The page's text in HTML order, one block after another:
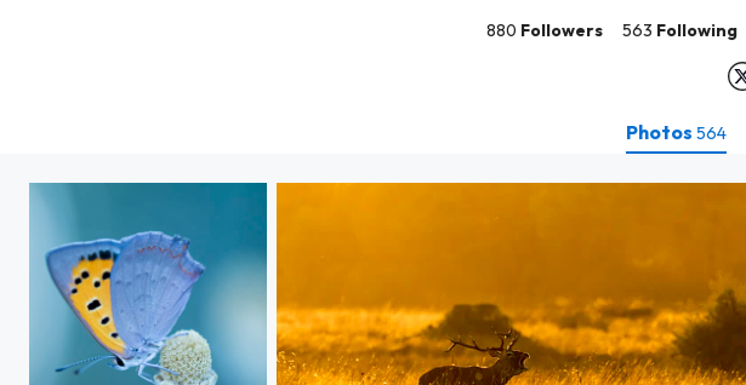
880 Followers 563 Following
Photos 564